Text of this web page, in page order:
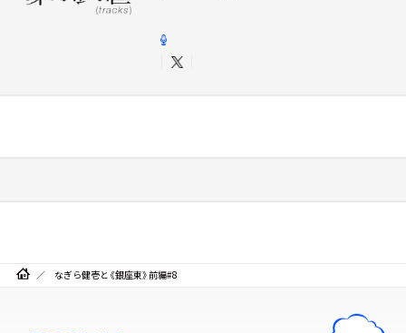
なぎら健壱と《銀座東》前編#8